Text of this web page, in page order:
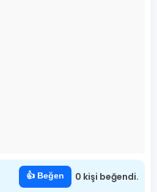
👍 Beğen 0 kişi beğendi.